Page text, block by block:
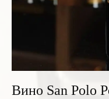
Вино San Polo